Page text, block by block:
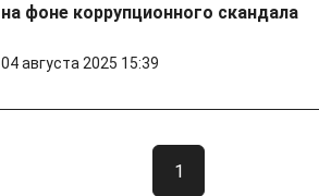
на фоне коррупционного скандала
04 августа 2025 15:39
1